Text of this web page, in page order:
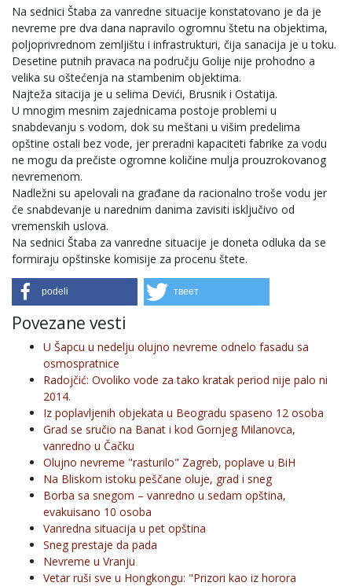
Na sednici Štaba za vanredne situacije konstatovano je da je
nevreme pre dva dana napravilo ogromnu štetu na objektima,
poljoprivrednom zemljištu i infrastrukturi, čija sanacija je u toku.
Desetine putnih pravaca na području Golije nije prohodno a
velika su oštećenja na stambenim objektima.
Najteža sitacija je u selima Devići, Brusnik i Ostatija.
U mnogim mesnim zajednicama postoje problemi u
snabdevanju s vodom, dok su meštani u višim predelima
opštine ostali bez vode, jer preradni kapaciteti fabrike za vodu
ne mogu da prečiste ogromne količine mulja prouzrokovanog
nevremenom.
Nadležni su apelovali na građane da racionalno troše vodu jer
će snabdevanje u narednim danima zavisiti isključivo od
vremenskih uslova.
Na sednici Štaba za vanredne situacije je doneta odluka da se
formiraju opštinske komisije za procenu štete.
podeli твеет
Povezane vesti
U Šapcu u nedelju olujno nevreme odnelo fasadu sa
osmospratnice
Radojčić: Ovoliko vode za tako kratak period nije palo ni
2014.
Iz poplavljenih objekata u Beogradu spaseno 12 osoba
Grad se sručio na Banat i kod Gornjeg Milanovca,
vanredno u Čačku
Olujno nevreme "rasturilo" Zagreb, poplave u BiH
Na Bliskom istoku peščane oluje, grad i sneg
Borba sa snegom – vanredno u sedam opština,
evakuisano 10 osoba
Vanredna situacija u pet opština
Sneg prestaje da pada
Nevreme u Vranju
Vetar ruši sve u Hongkongu: "Prizori kao iz horora